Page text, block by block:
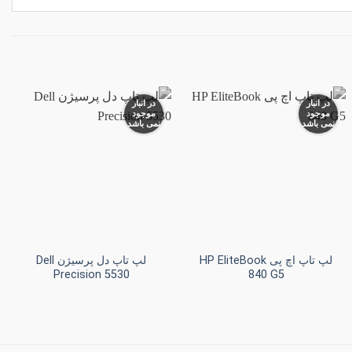
در انبار
موجود
نمی باشد
لپ تاپ اچ پی HP EliteBook
840 G5
در انبار
موجود
نمی باشد
لپ تاپ دل پرسیژن Dell
Precision 5530